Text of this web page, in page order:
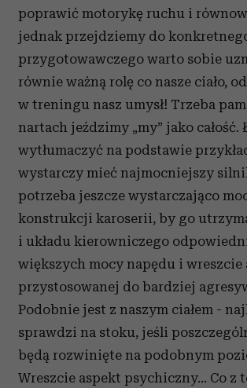
poprawić motorykę ruchu i
jednak przejdziemy do
przygotowawczego warto sobie
równie ważną rolę co nasze ciało,
w treningu nasz umysł! Trzeba
nartach jeździmy „my” jako całość.
wytłumaczyć na podstawie
wystarczy mieć najmocniejszy
potrzeba jeszcze wystarczająco
konstrukcji karoserii, by go
i układu kierowniczego
większych mocy napędu i
przystosowanej do bardziej
Podobnie jest z naszym ciałem -
sprawdzi na stoku, jeśli
będą rozwinięte na podobnym
Wreszcie aspekt psychiczny… Co z